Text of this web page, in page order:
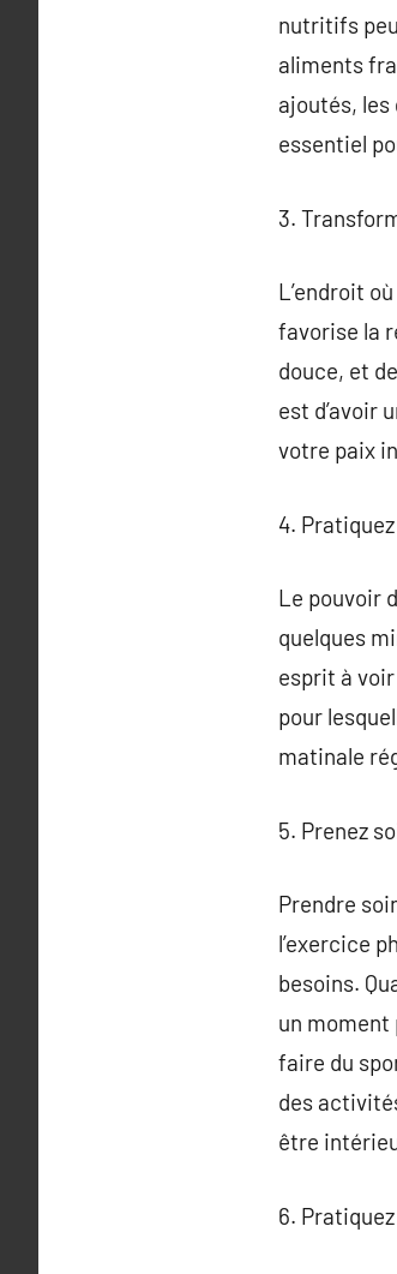
nutritifs
aliments
ajoutés,
essentiel
3.
L’endroit
favorise la
douce, et
est d’avoir
votre paix
4.
Le pouvoir
quelques
esprit à
pour
matinale
5. Prenez
Prendre
l’exercice
besoins.
un moment
faire du
des
être
6.